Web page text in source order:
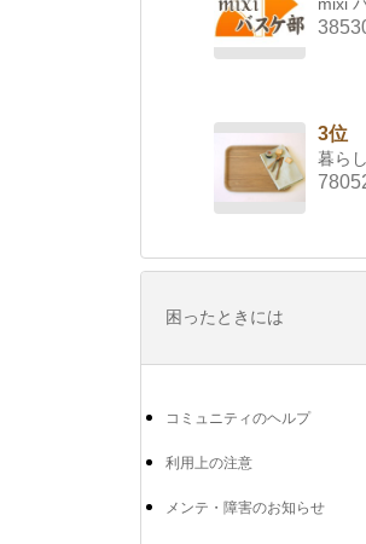
3位
暮ら
困ったときには
コミュニティのヘルプ
利用上の注意
メンテ・障害のお知らせ